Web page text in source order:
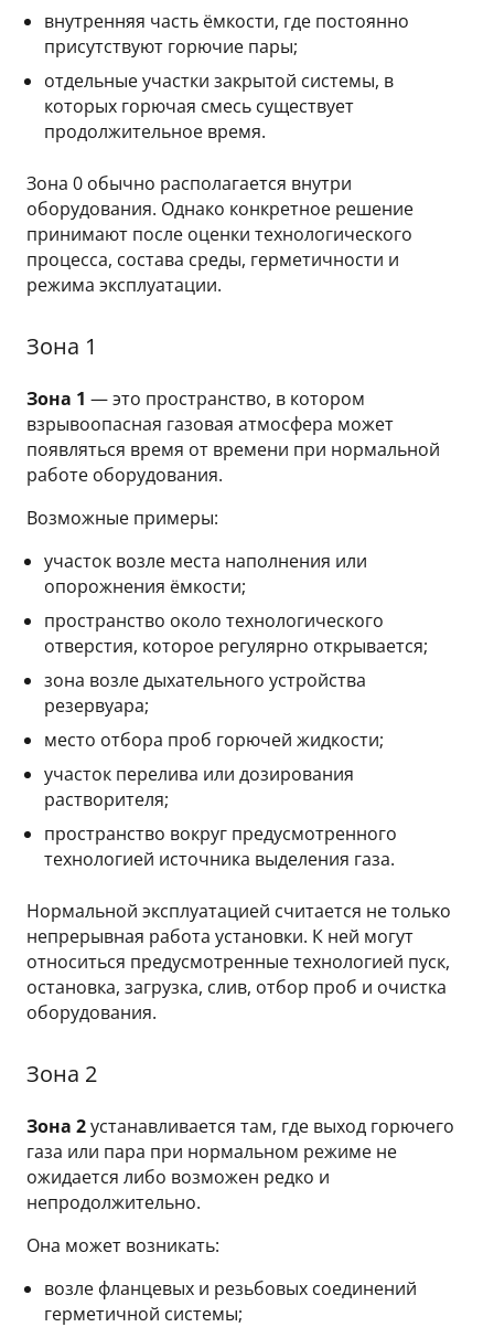
внутренняя часть ёмкости, где постоянно
присутствуют горючие пары;
отдельные участки закрытой системы, в
которых горючая смесь существует
продолжительное время.
Зона 0 обычно располагается внутри
оборудования. Однако конкретное решение
принимают после оценки технологического
процесса, состава среды, герметичности и
режима эксплуатации.
Зона 1
Зона 1 — это пространство, в котором
взрывоопасная газовая атмосфера может
появляться время от времени при нормальной
работе оборудования.
Возможные примеры:
участок возле места наполнения или
опорожнения ёмкости;
пространство около технологического
отверстия, которое регулярно открывается;
зона возле дыхательного устройства
резервуара;
место отбора проб горючей жидкости;
участок перелива или дозирования
растворителя;
пространство вокруг предусмотренного
технологией источника выделения газа.
Нормальной эксплуатацией считается не только
непрерывная работа установки. К ней могут
относиться предусмотренные технологией пуск,
остановка, загрузка, слив, отбор проб и очистка
оборудования.
Зона 2
Зона 2устанавливается там, где выход горючего
газа или пара при нормальном режиме не
ожидается либо возможен редко и
непродолжительно.
Она может возникать:
возле фланцевых и резьбовых соединений
герметичной системы;